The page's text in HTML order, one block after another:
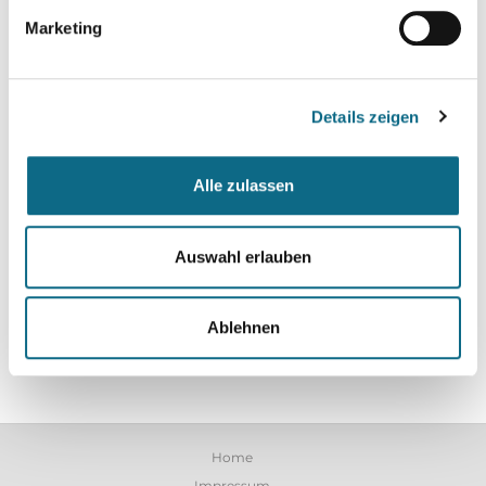
Marketing
Details zeigen
Alle zulassen
Auswahl erlauben
Ablehnen
wichtiger Schritt für mehr Gerechtigkeit und Anerkennung
derer, die unser Land Tag für Tag am Laufen halten.» Die
Regierung schätzt in ihrer Begründung zur Verordnung, dass
zusätzliche Lohnkosten in Höhe von rund 2,2 Milliarden und im
Jahr darauf um rund 3,4 Milliarden Euro zukommen könnten.
«Bei vollständiger Überwälzung der Lohnerhöhungen»
könnten Preise für einzelne Waren und Dienstleistungen
Verbraucherpreisniveau, seien nicht zu erwarten, heißt es
Home